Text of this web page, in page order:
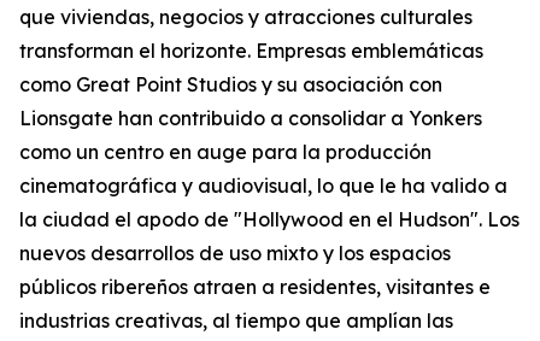
que viviendas, negocios y atracciones culturales
transforman el horizonte. Empresas emblemáticas
como Great Point Studios y su asociación con
Lionsgate han contribuido a consolidar a Yonkers
como un centro en auge para la producción
cinematográfica y audiovisual, lo que le ha valido a
la ciudad el apodo de "Hollywood en el Hudson". Los
nuevos desarrollos de uso mixto y los espacios
públicos ribereños atraen a residentes, visitantes e
industrias creativas, al tiempo que amplían las